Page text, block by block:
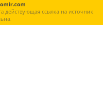
действующая ссылка на источник